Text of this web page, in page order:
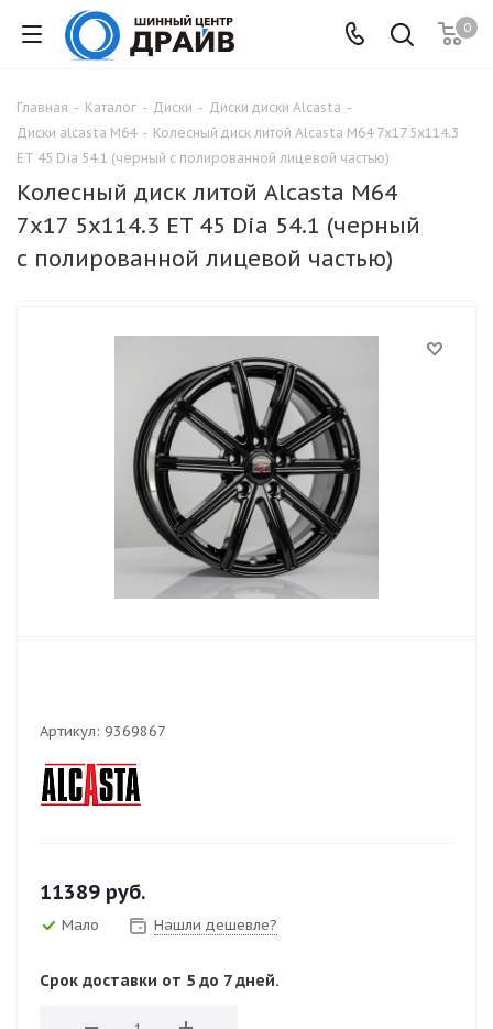
0
Главная - Каталог - Диски - Диски диски Alcasta -
Диски alcasta M64 - Колесный диск литой Alcasta M64 7x17 5x114.3
ET 45 Dia 54.1 (черный с полированной лицевой частью)
Колесный диск литой Alcasta M64
7x17 5x114.3 ET 45 Dia 54.1 (черный
с полированной лицевой частью)
Артикул: 9369867
11389 руб.
Мало Нашли дешевле?
Срок доставки от 5 до 7 дней.